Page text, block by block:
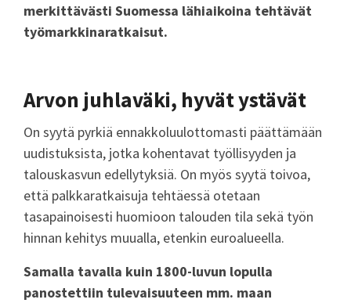
merkittävästi Suomessa lähiaikoina tehtävät
työmarkkinaratkaisut.
Arvon juhlaväki, hyvät ystävät
On syytä pyrkiä ennakkoluulottomasti päättämään
uudistuksista, jotka kohentavat työllisyyden ja
talouskasvun edellytyksiä. On myös syytä toivoa,
että palkkaratkaisuja tehtäessä otetaan
tasapainoisesti huomioon talouden tila sekä työn
hinnan kehitys muualla, etenkin euroalueella.
Samalla tavalla kuin 1800-luvun lopulla
panostettiin tulevaisuuteen mm. maan